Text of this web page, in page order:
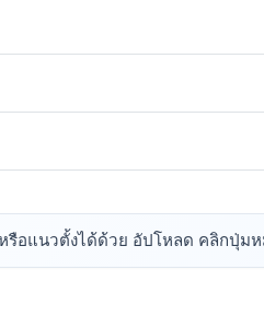
อแนวตั้งได้ด้วย อัปโหลด คลิกปุ่